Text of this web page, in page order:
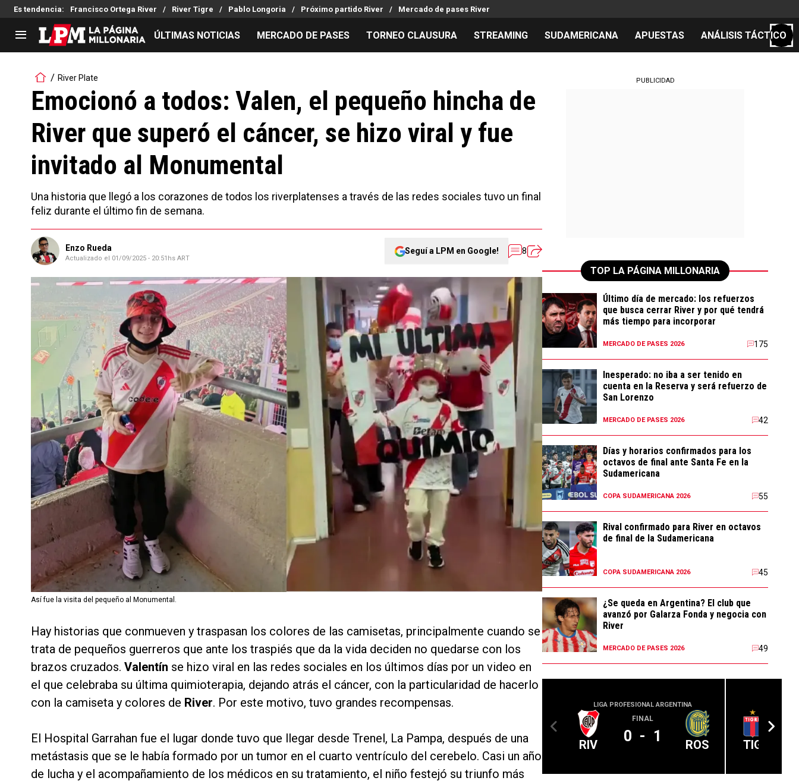
Es tendencia: Francisco Ortega River River Tigre Pablo Longoria Próximo partido River Mercado de pases River
LIGA PROFESIONAL
Noticias
Tabla de posiciones
Fixture
Reserva
Copa Sudamericana
Copa Argentina
Selección Argentina
Mercado de Pases
Análisis tácticos
Juanfer Quintero
Chacho Coudet
Ex River
Streaming
Entradas
Hinchas
Los goles de River
Noticias
Guías
Pronósticos
ÚLTIMAS NOTICIAS MERCADO DE PASES TORNEO CLAUSURA STREAMING SUDAMERICANA APUESTAS ANÁLISIS TÁCTICO
River Plate
Emocionó a todos: Valen, el pequeño hincha de
River que superó el cáncer, se hizo viral y fue
invitado al Monumental
Una historia que llegó a los corazones de todos los riverplatenses a través de las redes sociales tuvo un final
feliz durante el último fin de semana.
Enzo Rueda
Actualizado el 01/09/2025 - 20:51hs ART
Seguí a LPM en Google! 8
Así fue la visita del pequeño al Monumental.
Hay historias que conmueven y traspasan los colores de las camisetas, principalmente cuando se
trata de pequeños guerreros que ante los traspiés que da la vida deciden no quedarse con los
brazos cruzados. Valentín se hizo viral en las redes sociales en los últimos días por un video en
el que celebraba su última quimioterapia, dejando atrás el cáncer, con la particularidad de hacerlo
con la camiseta y colores de River. Por este motivo, tuvo grandes recompensas.
El Hospital Garrahan fue el lugar donde tuvo que llegar desde Trenel, La Pampa, después de una
metástasis que se le había formado por un tumor en el cuarto ventrículo del cerebelo. Casi un año
de lucha y el acompañamiento de los médicos en su tratamiento, el niño festejó su triunfo más
PUBLICIDAD
TOP LA PÁGINA MILLONARIA
Último día de mercado: los refuerzos
que busca cerrar River y por qué tendrá
más tiempo para incorporar
MERCADO DE PASES 2026 175
Inesperado: no iba a ser tenido en
cuenta en la Reserva y será refuerzo de
San Lorenzo
MERCADO DE PASES 2026 42
Días y horarios confirmados para los
octavos de final ante Santa Fe en la
Sudamericana
COPA SUDAMERICANA 2026 55
Rival confirmado para River en octavos
de final de la Sudamericana
COPA SUDAMERICANA 2026 45
¿Se queda en Argentina? El club que
avanzó por Galarza Fonda y negocia con
River
MERCADO DE PASES 2026 49
LIGA PROFESIONAL ARGENTINA
RIV
FINAL
0 - 1 ROS TIG